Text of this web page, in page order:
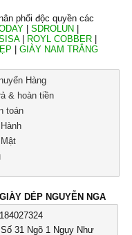
phối độc quyền các
SDROLUN
| ROYL COBBER
GIÀY NAM TRẮNG
Hàng
& hoàn tiền
toán
DÉP NGUYỄN NGA
31 Ngõ 1 Ngụy Như